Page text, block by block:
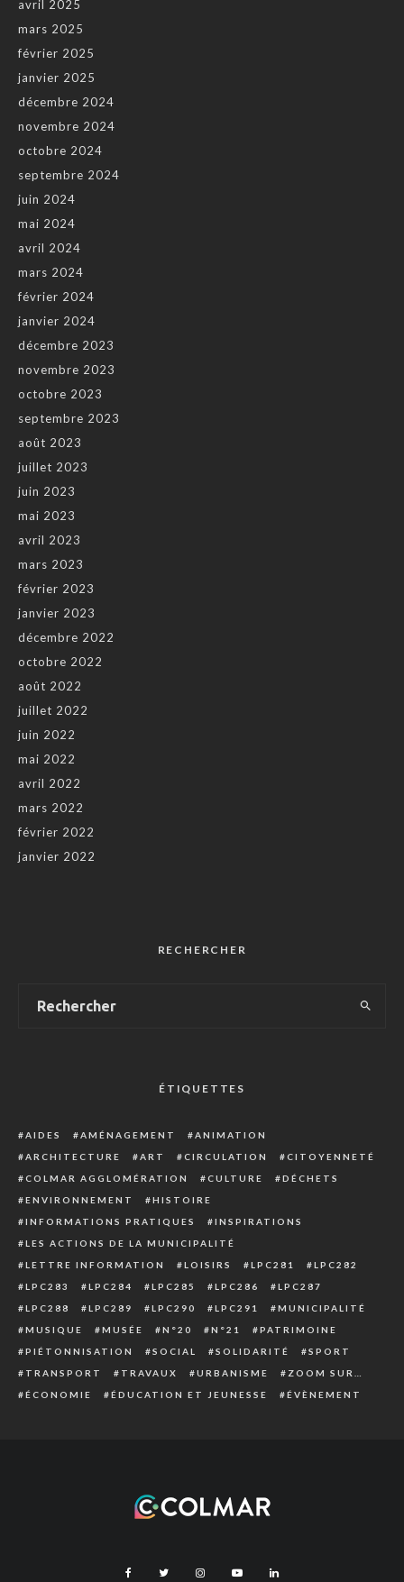
avril 2025
mars 2025
février 2025
janvier 2025
décembre 2024
novembre 2024
octobre 2024
septembre 2024
juin 2024
mai 2024
avril 2024
mars 2024
février 2024
janvier 2024
décembre 2023
novembre 2023
octobre 2023
septembre 2023
août 2023
juillet 2023
juin 2023
mai 2023
avril 2023
mars 2023
février 2023
janvier 2023
décembre 2022
octobre 2022
août 2022
juillet 2022
juin 2022
mai 2022
avril 2022
mars 2022
février 2022
janvier 2022
RECHERCHER
ÉTIQUETTES
AIDES AMÉNAGEMENT
ANIMATION
ARCHITECTURE
ART CIRCULATION
CITOYENNETÉ
COLMAR AGGLOMÉRATION
CULTURE
DÉCHETS
ENVIRONNEMENT
HISTOIRE
INFORMATIONS PRATIQUES
INSPIRATIONS
LES ACTIONS DE LA MUNICIPALITÉ
LETTRE INFORMATION
LOISIRS LPC281
LPC282
LPC283
LPC284 LPC285 LPC286
LPC287
LPC288
LPC289 LPC290 LPC291
MUNICIPALITÉ
MUSIQUE
MUSÉE N°20 N°21
PATRIMOINE
PIÉTONNISATION
SOCIAL SOLIDARITÉ
SPORT
TRANSPORT
TRAVAUX URBANISME
ZOOM SUR…
ÉCONOMIE
ÉDUCATION ET JEUNESSE ÉVÈNEMENT